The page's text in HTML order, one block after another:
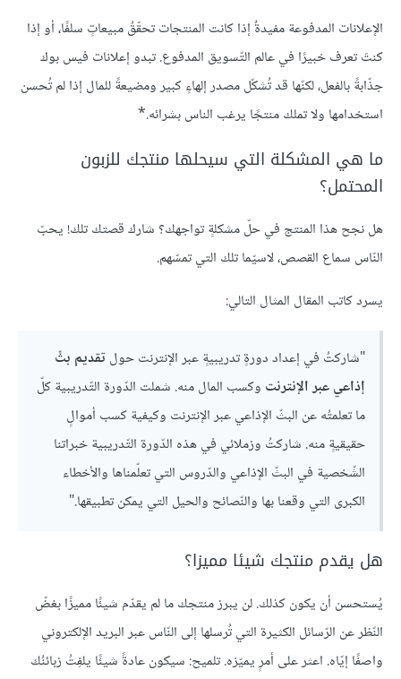
الإعلانات المدفوعة مفيدةٌ إذا كانت المنتجات تحقّقُ مبيعاتٍ سلفًا، أو إذا
كنتَ تعرف خبيرًا في عالم التّسويق المدفوع. تبدو إعلانات فيس بوك
جذّابةً بالفعل، لكنّها قد تُشكّل مصدر إلهاءٍ كبير ومضيعةً للمال إذا لم تُحسن
استخدامها ولا تملك منتجًا يرغب الناس بشرائه.*
ما هي المشكلة التي سيحلها منتجك للزبون
المحتمل؟
هل نجح هذا المنتج في حلّ مشكلةٍ تواجهك؟ شارك قصتك تلك! يحبّ
النّاس سماع القصص، لاسيّما تلك التي تمسّهم.
يسرد كاتب المقال المثال التالي:
"شاركتُ في إعداد دورةٍ تدريبيةٍ عبر الإنترنت حول تقديم بثٍّ
إذاعي عبر الإنترنت وكسب المال منه. شملت الدّورة التّدريبية كلّ
ما تعلمتُه عن البثّ الإذاعي عبر الإنترنت وكيفية كسب أموالٍ
حقيقيةٍ منه. شاركتُ وزملائي في هذه الدّورة التّدريبية خبراتنا
الشّخصية في البثّ الإذاعي والدّروس التي تعلّمناها والأخطاء
الكبرى التي وقعنا بها والنّصائح والحيل التي يمكن تطبيقها."
هل يقدم منتجك شيئا مميزا؟
يُستحسن أن يكون كذلك. لن يبرز منتجك ما لم يقدّم شيئًا مميزًا بغضّ
النّظر عن الرّسائل الكثيرة التي تُرسلها إلى النّاس عبر البريد الإلكتروني
واصفًا إيّاه. اعثر على أمرٍ يميّزه. تلميح: سيكون عادةً شيئًا يلفِتُ زبائنُك